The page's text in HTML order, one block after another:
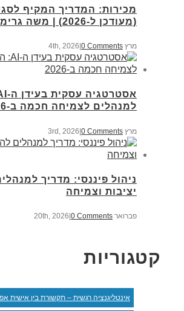
מכירות: המדריך המקיף
(מעודכן ל-2026) | משה גרימברג
מרץ 4th, 2026 0 Comments
למנהלים לצמיחה חכמה ב-2026
מרץ 3rd, 2026 |0 Comments
ניהול פיננסי: מדריך
יציבות וצמיחה
פברואר 20th, 2026 0 Comments
קטגוריות
אינטליגנציה רגשית – תקשורת בין אישית